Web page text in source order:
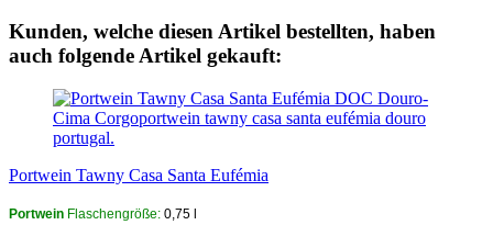
Kunden, welche diesen Artikel bestellten, haben
auch folgende Artikel gekauft:
Portwein Tawny Casa Santa Eufémia
Portwein Flaschengröße: 0,75 l